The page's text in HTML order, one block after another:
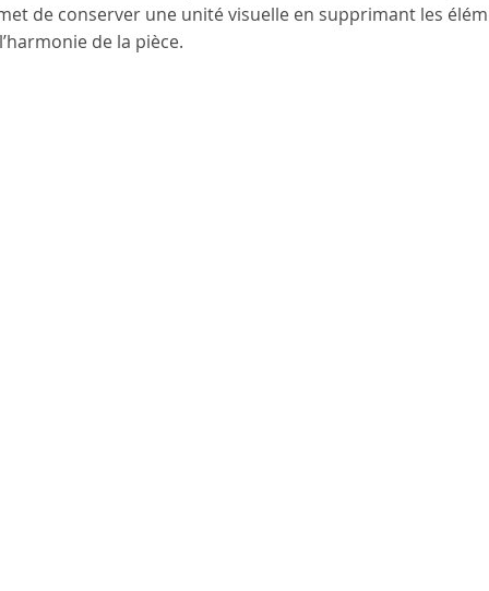
de conserver une unité visuelle en supprimant les
de la pièce.